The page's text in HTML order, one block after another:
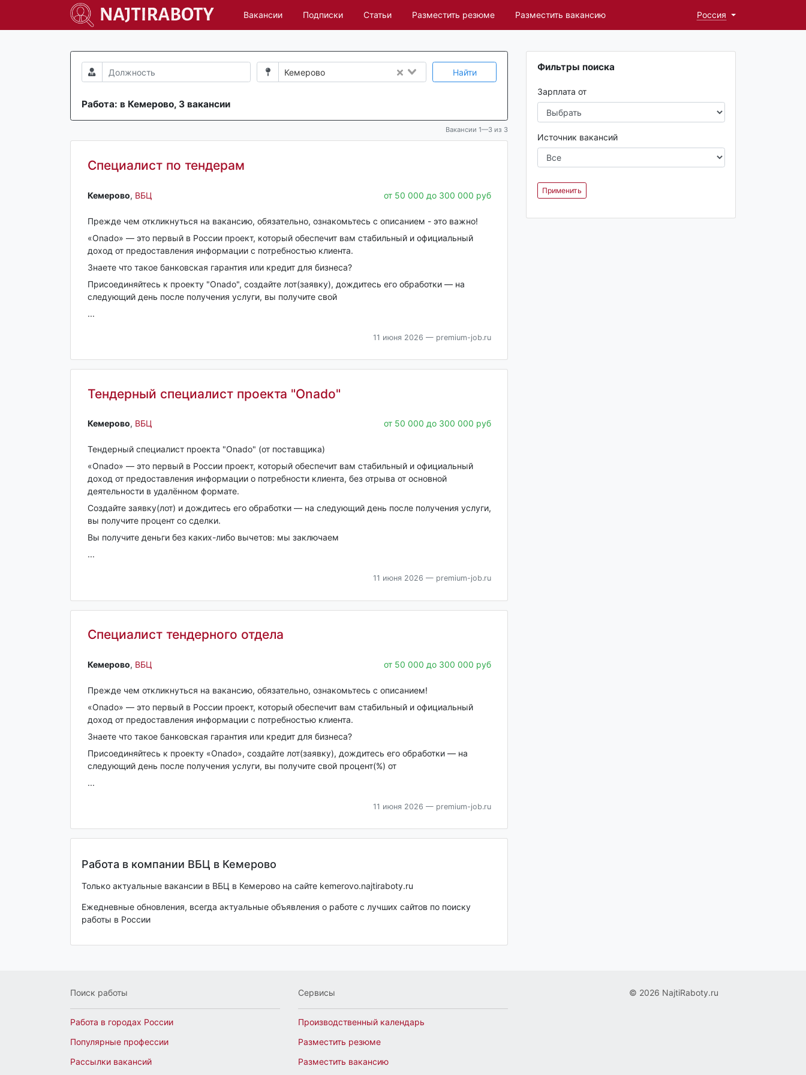
Вакансии Подписки Статьи Разместить резюме Разместить вакансию Россия
Кемерово Найти
Работа: в Кемерово, 3 вакансии
Вакансии 1—3 из 3
Специалист по тендерам
Кемерово‎, ВБЦ от 50 000 до 300 000 руб
Прежде чем откликнуться на вакансию, обязательно, ознакомьтесь с описанием - это важно!
«Onado» — это первый в России проект, который обеспечит вам стабильный и официальный
доход от предоставления информации с потребностью клиента.
Знаете что такое банковская гарантия или кредит для бизнеса?
Присоединяйтесь к проекту "Onado", создайте лот(заявку), дождитесь его обработки — на
следующий день после получения услуги, вы получите свой
...
11 июня 2026 — premium-job.ru
Тендерный специалист проекта "Onado"
Кемерово‎, ВБЦ от 50 000 до 300 000 руб
Тендерный специалист проекта "Onado" (от поставщика)
«Onado» — это первый в России проект, который обеспечит вам стабильный и официальный
доход от предоставления информации о потребности клиента, без отрыва от основной
деятельности в удалённом формате.
Создайте заявку(лот) и дождитесь его обработки — на следующий день после получения услуги,
вы получите процент со сделки.
Вы получите деньги без каких-либо вычетов: мы заключаем
...
11 июня 2026 — premium-job.ru
Специалист тендерного отдела
Кемерово‎, ВБЦ от 50 000 до 300 000 руб
Прежде чем откликнуться на вакансию, обязательно, ознакомьтесь с описанием!
«Onado» — это первый в России проект, который обеспечит вам стабильный и официальный
доход от предоставления информации с потребностью клиента.
Знаете что такое банковская гарантия или кредит для бизнеса?
Присоединяйтесь к проекту «Onado», создайте лот(заявку), дождитесь его обработки — на
следующий день после получения услуги, вы получите свой процент(%) от
...
11 июня 2026 — premium-job.ru
Работа в компании ВБЦ в Кемерово
Только актуальные вакансии в ВБЦ в Кемерово на сайте kemerovo.najtiraboty.ru
Ежедневные обновления, всегда актуальные объявления о работе с лучших сайтов по поиску
работы в России
Фильтры поиска
Зарплата от
Источник вакансий
Применить
Поиск работы
Работа в городах России
Популярные профессии
Рассылки вакансий
Сервисы
Производственный календарь
Разместить резюме
Разместить вакансию
© 2026 NajtiRaboty.ru